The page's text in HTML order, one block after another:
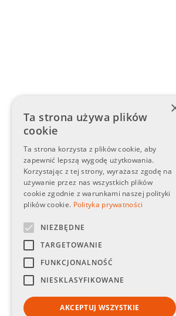
Ta strona używa plików
cookie
Ta strona korzysta z plików cookie, aby
zapewnić lepszą wygodę użytkowania.
Korzystając z tej strony, wyrażasz zgodę na
używanie przez nas wszystkich plików
cookie zgodnie z warunkami naszej polityki
plików cookie. Polityka prywatności
NIEZBĘDNE
TARGETOWANIE
FUNKCJONALNOŚĆ
NIESKLASYFIKOWANE
AKCEPTUJ WSZYSTKIE